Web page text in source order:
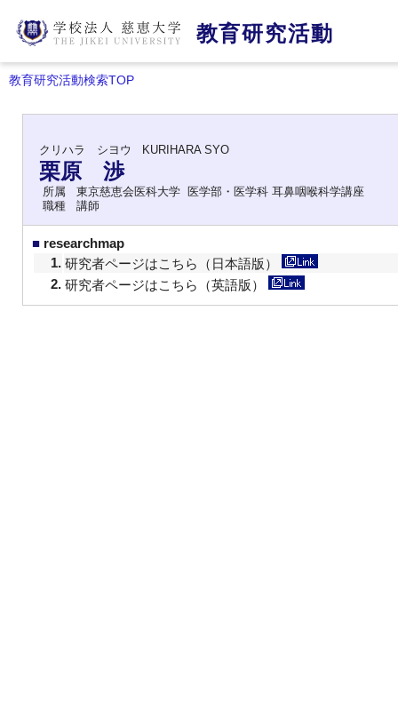
教育研究活動
教育研究活動検索TOP
クリハラ シヨウ KURIHARA SYO
栗原 渉
所属
東京慈恵会医科大学 医学部・医学科 耳鼻咽喉科学講座
職種
講師
■ researchmap
1. 研究者ページはこちら（日本語版）
2. 研究者ページはこちら（英語版）